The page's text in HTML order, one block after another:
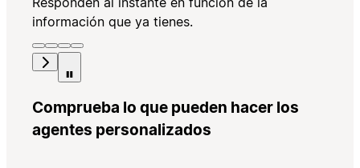
información que ya tienes.
Comprueba lo que pueden hacer los
agentes personalizados